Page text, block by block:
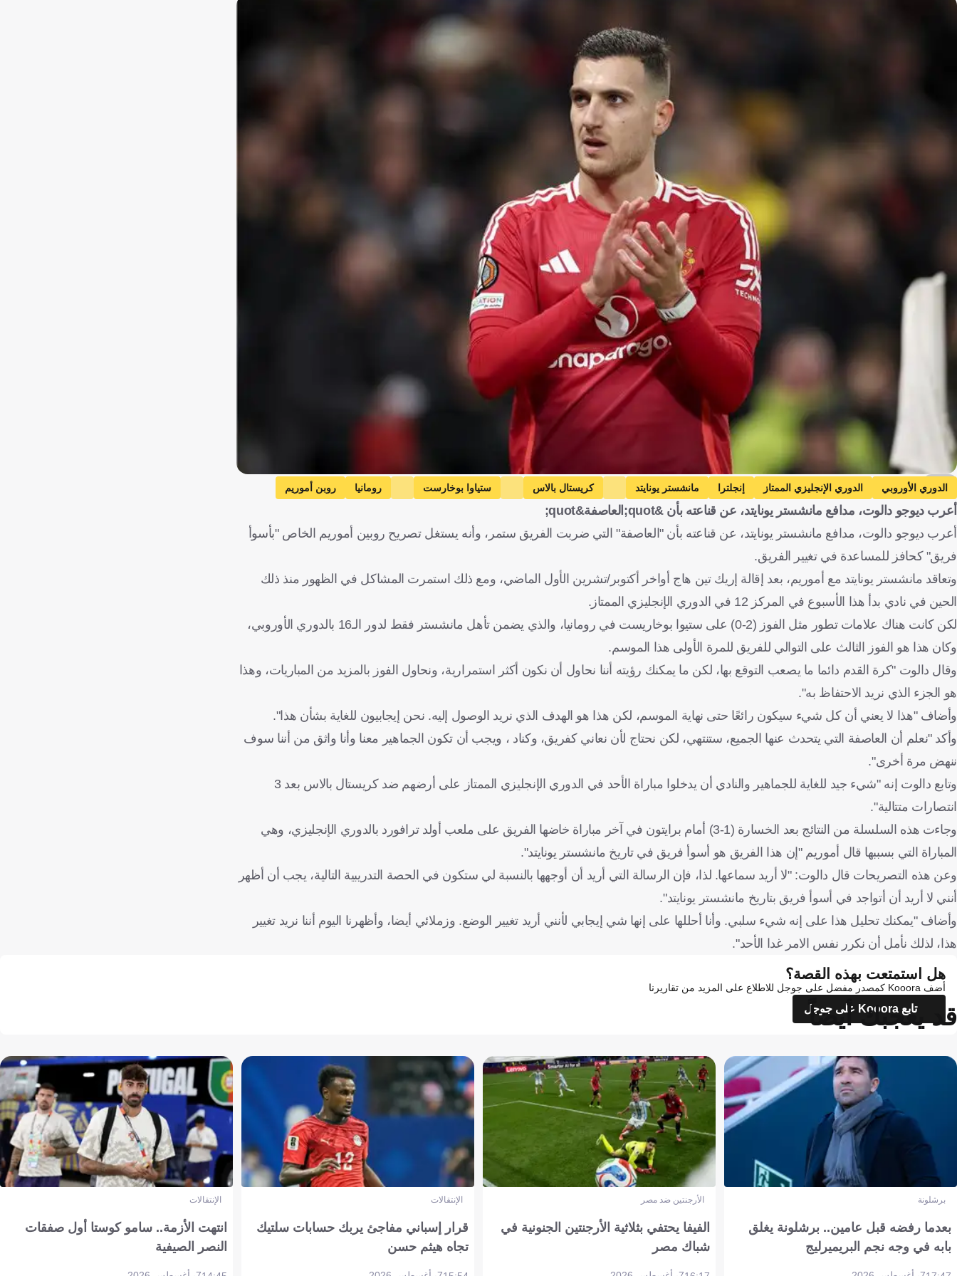
EPA
الدوري الأوروبي الدوري الإنجليزي الممتاز إنجلترا مانشستر يونايتد كريستال بالاس ستياوا بوخارست رومانيا
روبن أموريم
البرتغال
ديوجو دالوت كرة قدم
أعرب ديوجو دالوت، مدافع مانشستر يونايتد، عن قناعته بأن &quot;العاصفة&quot;
أعرب ديوجو دالوت، مدافع مانشستر يونايتد، عن قناعته بأن "العاصفة" التي ضربت الفريق ستمر، وأنه يستغل تصريح روبين أموريم الخاص "بأسوأ
فريق" كحافز للمساعدة في تغيير الفريق.
وتعاقد مانشستر يونايتد مع أموريم، بعد إقالة إريك تين هاج أواخر أكتوبر/تشرين الأول الماضي، ومع ذلك استمرت المشاكل في الظهور منذ ذلك
الحين في نادي بدأ هذا الأسبوع في المركز 12 في الدوري الإنجليزي الممتاز.
لكن كانت هناك علامات تطور مثل الفوز (2-0) على ستيوا بوخاريست في رومانيا، والذي يضمن تأهل مانشستر فقط لدور الـ16 بالدوري الأوروبي،
وكان هذا هو الفوز الثالث على التوالي للفريق للمرة الأولى هذا الموسم.
وقال دالوت "كرة القدم دائما ما يصعب التوقع بها، لكن ما يمكنك رؤيته أننا نحاول أن نكون أكثر استمرارية، ونحاول الفوز بالمزيد من المباريات، وهذا
هو الجزء الذي نريد الاحتفاظ به".
وأضاف "هذا لا يعني أن كل شيء سيكون رائعًا حتى نهاية الموسم، لكن هذا هو الهدف الذي نريد الوصول إليه. نحن إيجابيون للغاية بشأن هذا".
وأكد "نعلم أن العاصفة التي يتحدث عنها الجميع، ستنتهي، لكن نحتاج لأن نعاني كفريق، وكناد ، ويجب أن تكون الجماهير معنا وأنا واثق من أننا سوف
ننهض مرة أخرى".
وتابع دالوت إنه "شيء جيد للغاية للجماهير والنادي أن يدخلوا مباراة الأحد في الدوري الإنجليزي الممتاز على أرضهم ضد كريستال بالاس بعد 3
انتصارات متتالية".
وجاءت هذه السلسلة من النتائج بعد الخسارة (1-3) أمام برايتون في آخر مباراة خاضها الفريق على ملعب أولد ترافورد بالدوري الإنجليزي، وهي
المباراة التي بسببها قال أموريم "إن هذا الفريق هو أسوأ فريق في تاريخ مانشستر يونايتد".
وعن هذه التصريحات قال دالوت: "لا أريد سماعها. لذا، فإن الرسالة التي أريد أن أوجهها بالنسبة لي ستكون في الحصة التدريبية التالية، يجب أن أظهر
أنني لا أريد أن أتواجد في أسوأ فريق بتاريخ مانشستر يونايتد".
وأضاف "يمكنك تحليل هذا على إنه شيء سلبي. وأنا أحللها على إنها شي إيجابي لأنني أريد تغيير الوضع. وزملائي أيضا، وأظهرنا اليوم أننا نريد تغيير
هذا، لذلك نأمل أن نكرر نفس الامر غدا الأحد".
هل استمتعت بهذه القصة؟
أضف Kooora كمصدر مفضل على جوجل للاطلاع على المزيد من تقاريرنا
تابع Kooora على جوجل
قد يعجبك أيضاً
برشلونة
بعدما رفضه قبل عامين.. برشلونة يغلق
بابه في وجه نجم البريميرليج
الأرجنتين ضد مصر
الفيفا يحتفي بثلاثية الأرجنتين الجنونية في
شباك مصر
الإنتقالات
قرار إسباني مفاجئ يربك حسابات سلتيك
تجاه هيثم حسن
الإنتقالات
انتهت الأزمة.. سامو كوستا أول صفقات
النصر الصيفية